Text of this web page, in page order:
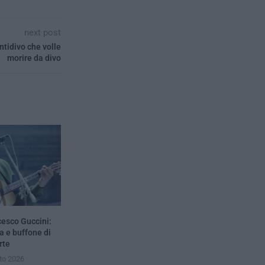
next post
che volle
morire da divo
Guccini:
e buffone di
2026